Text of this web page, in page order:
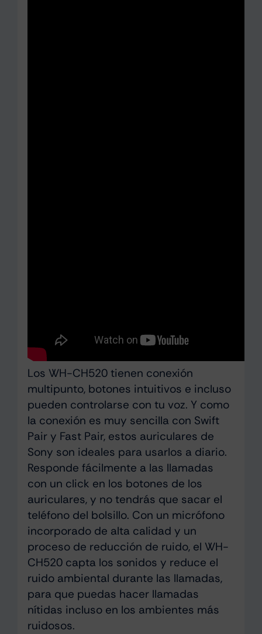
Los WH-CH520 tienen conexión
multipunto, botones intuitivos e incluso
pueden controlarse con tu voz. Y como
la conexión es muy sencilla con Swift
Pair y Fast Pair, estos auriculares de
Sony son ideales para usarlos a diario.
Responde fácilmente a las llamadas
con un click en los botones de los
auriculares, y no tendrás que sacar el
teléfono del bolsillo. Con un micrófono
incorporado de alta calidad y un
proceso de reducción de ruido, el WH-
CH520 capta los sonidos y reduce el
ruido ambiental durante las llamadas,
para que puedas hacer llamadas
nítidas incluso en los ambientes más
ruidosos.